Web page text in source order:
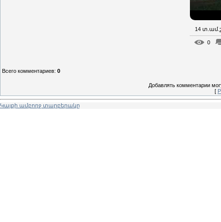
14
0
Всего комментариев: 0
Добавлять комментарии
[
Կայքի ամբողջ տարբերակը